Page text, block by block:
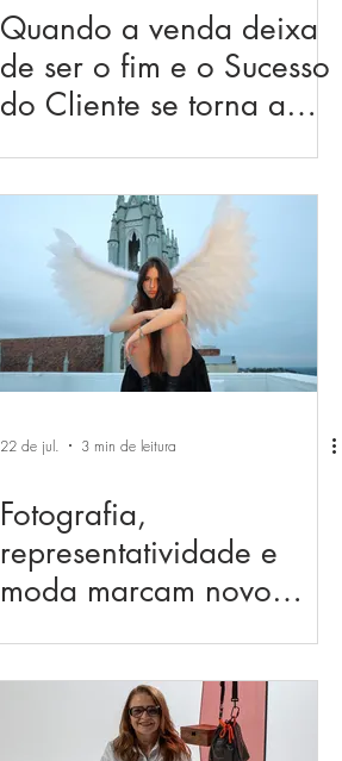
Quando a venda deixa
de ser o fim e o Sucesso
do Cliente se torna a
22 de jul. 3 min de leitura
Fotografia,
representatividade e
moda marcam novo